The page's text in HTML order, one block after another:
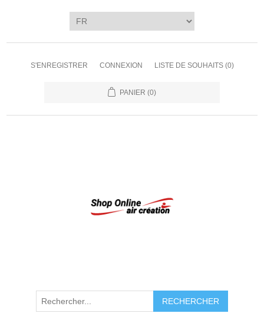
S'ENREGISTRER CONNEXION LISTE DE SOUHAITS (0)
PANIER (0)
RECHERCHER